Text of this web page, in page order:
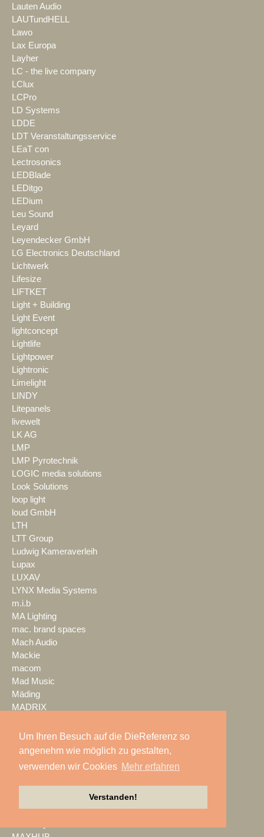
Um Ihren Besuch auf die DieReferenz so
angenehm wie möglich zu gestalten,
verwenden wir Cookies Mehr erfahren
Verstanden!
Lauten Audio
LAUTundHELL
Lawo
Lax Europa
Layher
LC - the live company
LClux
LCPro
LD Systems
LDDE
LDT Veranstaltungsservice
LEaT con
Lectrosonics
LEDBlade
LEDitgo
LEDium
Leu Sound
Leyard
Leyendecker GmbH
LG Electronics Deutschland
Lichtwerk
Lifesize
LIFTKET
Light + Building
Light Event
lightconcept
Lightlife
Lightpower
Lightronic
Limelight
LINDY
Litepanels
livewelt
LK AG
LMP
LMP Pyrotechnik
LOGIC media solutions
Look Solutions
loop light
loud GmbH
LTH
LTT Group
Ludwig Kameraverleih
Lupax
LUXAV
LYNX Media Systems
m.i.b
MA Lighting
mac. brand spaces
Mach Audio
Mackie
macom
Mad Music
Mäding
MADRIX
Medientechnik
Magic Sky
Mainstage
marbet
Martin Audio